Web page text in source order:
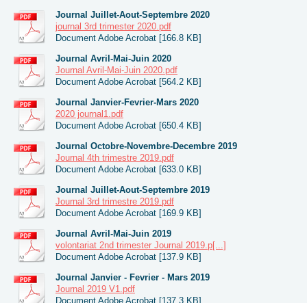
Journal Juillet-Aout-Septembre 2020
journal 3rd trimester 2020.pdf
Document Adobe Acrobat [166.8 KB]
Journal Avril-Mai-Juin 2020
Journal Avril-Mai-Juin 2020.pdf
Document Adobe Acrobat [564.2 KB]
Journal Janvier-Fevrier-Mars 2020
2020 journal1.pdf
Document Adobe Acrobat [650.4 KB]
Journal Octobre-Novembre-Decembre 2019
Journal 4th trimestre 2019.pdf
Document Adobe Acrobat [633.0 KB]
Journal Juillet-Aout-Septembre 2019
Journal 3rd trimestre 2019.pdf
Document Adobe Acrobat [169.9 KB]
Journal Avril-Mai-Juin 2019
volontariat 2nd trimester Journal 2019.p[...]
Document Adobe Acrobat [137.9 KB]
Journal Janvier - Fevrier - Mars 2019
Journal 2019 V1.pdf
Document Adobe Acrobat [137.3 KB]